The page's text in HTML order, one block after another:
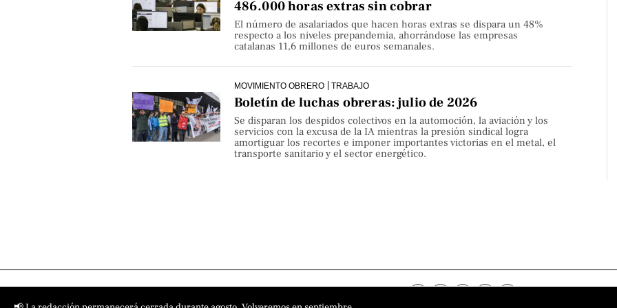
486.000 horas extras sin cobrar
El número de asalariados que hacen horas extras se dispara un 48%
respecto a los niveles prepandemia, ahorrándose las empresas
catalanas 11,6 millones de euros semanales.
MOVIMIENTO OBRERO TRABAJO
Boletín de luchas obreras: julio de 2026
Se disparan los despidos colectivos en la automoción, la aviación y los
servicios con la excusa de la IA mientras la presión sindical logra
amortiguar los recortes e imponer importantes victorias en el metal, el
transporte sanitario y el sector energético.